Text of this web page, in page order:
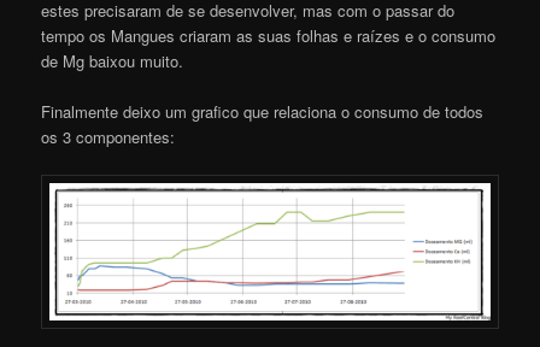
estes precisaram de se desenvolver, mas com o passar do
tempo os Mangues criaram as suas folhas e raízes e o consumo
de Mg baixou muito.
Finalmente deixo um grafico que relaciona o consumo de todos
os 3 componentes: